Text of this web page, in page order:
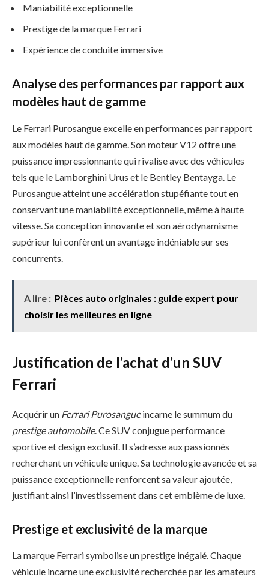
Maniabilité exceptionnelle
Prestige de la marque Ferrari
Expérience de conduite immersive
Analyse des performances par rapport aux
modèles haut de gamme
Le Ferrari Purosangue excelle en performances par rapport
aux modèles haut de gamme. Son moteur V12 offre une
puissance impressionnante qui rivalise avec des véhicules
tels que le Lamborghini Urus et le Bentley Bentayga. Le
Purosangue atteint une accélération stupéfiante tout en
conservant une maniabilité exceptionnelle, même à haute
vitesse. Sa conception innovante et son aérodynamisme
supérieur lui confèrent un avantage indéniable sur ses
concurrents.
A lire : Pièces auto originales : guide expert pour
choisir les meilleures en ligne
Justification de l’achat d’un SUV
Ferrari
Acquérir un Ferrari Purosangueincarne le summum du
prestige automobile. Ce SUV conjugue performance
sportive et design exclusif. Il s’adresse aux passionnés
recherchant un véhicule unique. Sa technologie avancée et sa
puissance exceptionnelle renforcent sa valeur ajoutée,
justifiant ainsi l’investissement dans cet emblème de luxe.
Prestige et exclusivité de la marque
La marque Ferrari symbolise un prestige inégalé. Chaque
véhicule incarne une exclusivité recherchée par les amateurs